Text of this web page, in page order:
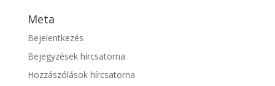
Meta
Bejelentkezés
Bejegyzések hírcsatorna
Hozzászólások hírcsatorna